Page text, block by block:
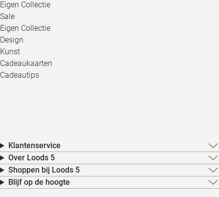
Eigen Collectie
Sale
Eigen Collectie
Design
Kunst
Cadeaukaarten
Cadeautips
Klantenservice
Over Loods 5
Shoppen bij Loods 5
Blijf op de hoogte